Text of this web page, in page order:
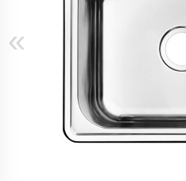
«